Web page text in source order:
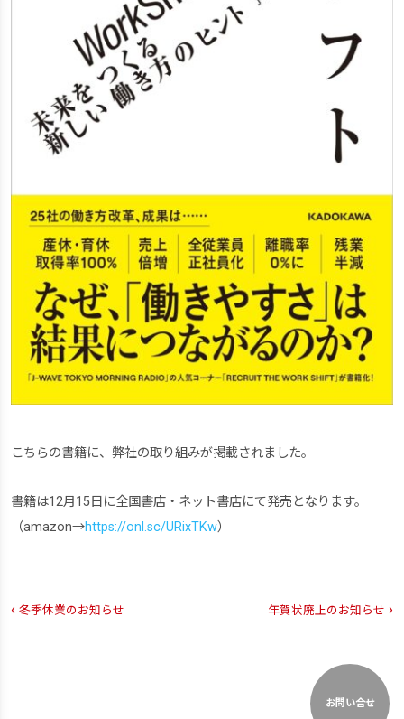
こちらの書籍に、弊社の取り組みが掲載されました。
書籍は12月15日に全国書店・ネット書店にて発売となります。
（amazon→https://onl.sc/URixTKw）
‹ 冬季休業のお知らせ 年賀状廃止のお知らせ ›
お問い合せ